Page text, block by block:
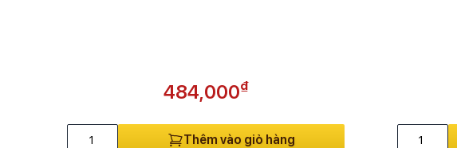
484,000₫
Thêm vào giỏ hàng